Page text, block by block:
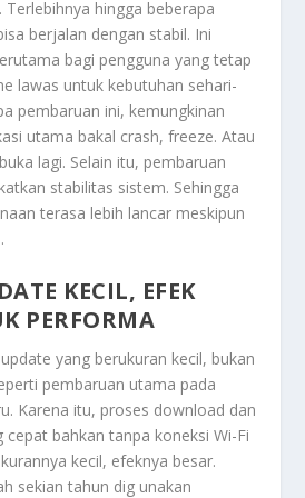
hingga beberapa
berjalan dengan stabil. Ini
bagi pengguna yang tetap
lawas untuk kebutuhan sehari-
pembaruan ini, kemungkinan
utama bakal crash, freeze. Atau
lagi. Selain itu, pembaruan
stabilitas sistem. Sehingga
terasa lebih lancar meskipun
KECIL, EFEK
PERFORMA
yang berukuran kecil, bukan
pembaruan utama pada
Karena itu, proses download dan
cepat bahkan tanpa koneksi Wi-Fi
kecil, efeknya besar.
sekian tahun dig unakan